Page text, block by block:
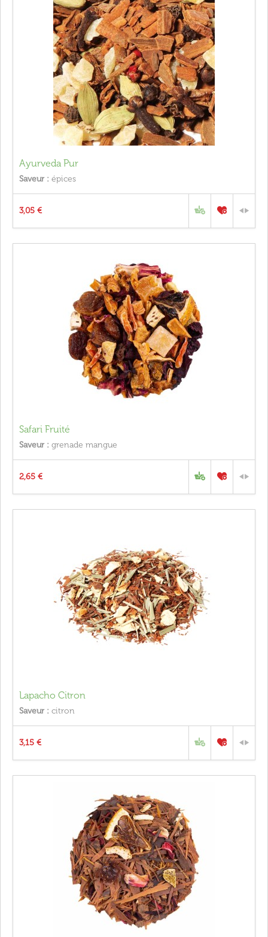
Ayurveda Pur
Saveur : épices
3,05 €
Safari Fruité
Saveur : grenade mangue
2,65 €
Lapacho Citron
Saveur : citron
3,15 €